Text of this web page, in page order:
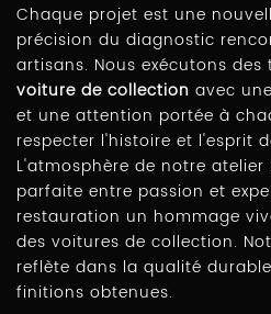
Chaque projet est une
précision du diagnostic
artisans. Nous exécutons des
voiture de collection avec
et une attention portée à
respecter l'histoire et l'esprit
L'atmosphère de notre
parfaite entre passion et
restauration un hommage
des voitures de collection.
reflète dans la qualité
finitions obtenues.